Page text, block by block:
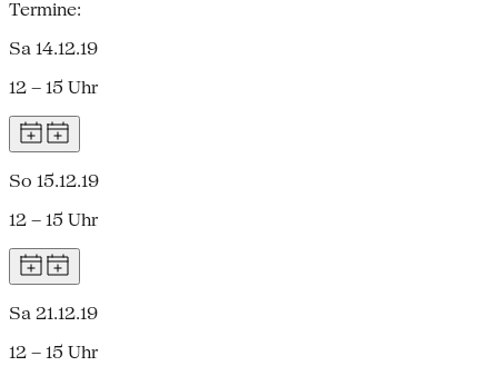
Termine:
Sa 14.12.19
12 – 15 Uhr
So 15.12.19
12 – 15 Uhr
Sa 21.12.19
12 – 15 Uhr